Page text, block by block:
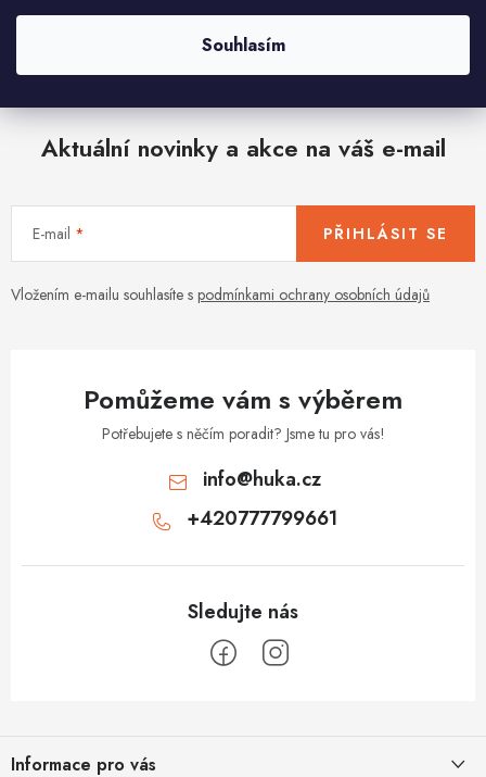
Souhlasím
Aktuální novinky a akce na váš e-mail
E-mail
Vložením e-mailu souhlasíte s podmínkami ochrany osobních údajů
PŘIHLÁSIT SE
Pomůžeme vám s výběrem
Potřebujete s něčím poradit? Jsme tu pro vás!
info@huka.cz
+420777799661
Informace pro vás